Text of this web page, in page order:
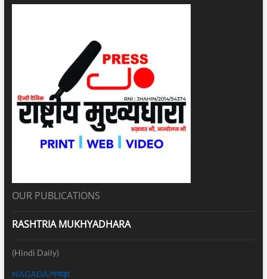
OUR PUBLICATIONS
RASHTRIA MUKHYADHARA
(Hindi Daily)
NAGADA/नगाड़ा